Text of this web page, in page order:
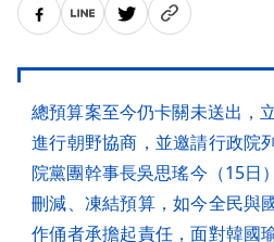
總預算案至今仍卡關未送出，
進行朝野協商，並邀請行政院
院黨團幹事長吳思瑤今（15日
刪減、凍結預算，如今全民與
作俑者承擔起責任，面對韓國